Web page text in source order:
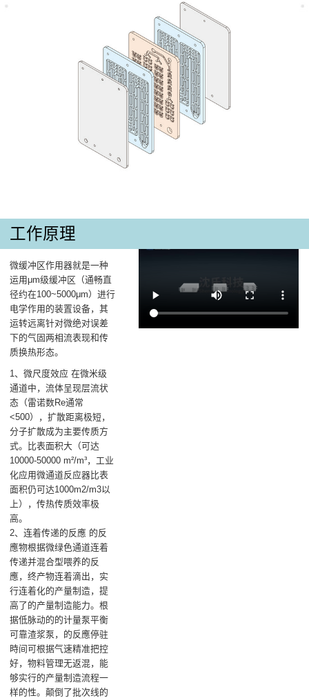
工作原理
微缓冲区作用器就是一种
运用μm级缓冲区（通畅直
径约在100~5000μm）进行
电学作用的装置设备，其
运转远离针对微绝对误差
下的气固两相流表现和传
质换热形态。
1、微尺度效应 在微米级
通道中，流体呈现层流状
态（雷诺数Re通常
<500），扩散距离极短，
分子扩散成为主要传质方
式。比表面积大（可达
10000-50000 m²/m³，工业
化应用微通道反应器比表
面积仍可达1000m2/m3以
上），传热传质效率极
高。
2、连着传递的反應 的反
應物根据微绿色通道连着
传递并混合型喂养的反
應，终产物连着滴出，实
行连着化的产量制造，提
高了的产量制造能力。根
据低脉动的的计量泵平衡
可靠渣浆泵，的反應停驻
時间可根据气速精准把控
好，物料管理无返混，能
够实行的产量制造流程一
样的性。颠倒了批次线的